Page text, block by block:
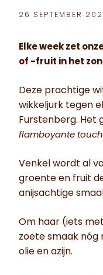
26 SEPTEMBER
Elke week zet
of -fruit in het
Deze prachtige
wikkeljurk tegen
Furstenberg. Het
flamboyante touch
Venkel wordt al
groente en fruit
anijsachtige
Om haar (iets
zoete smaak nóg
olie en azijn.